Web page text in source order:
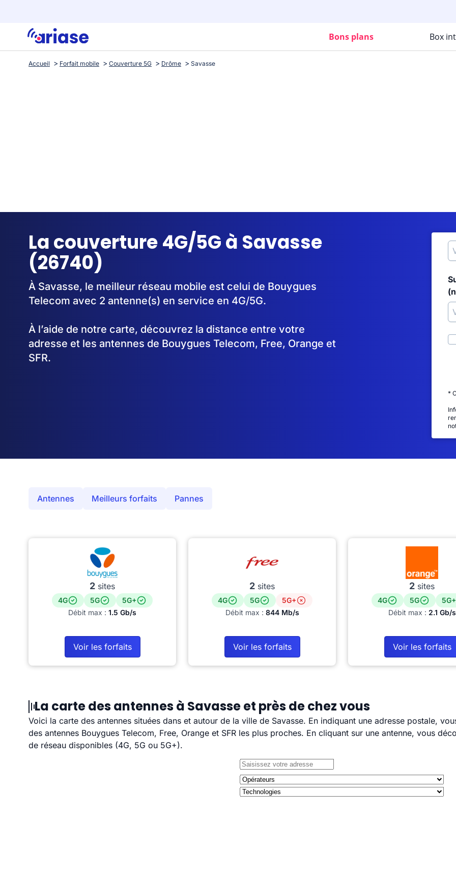
Bons plans Box
Accueil Forfait mobile Couverture 5G Drôme Savasse
La couverture 4G/5G à Savasse
(26740)
À Savasse, le meilleur réseau mobile est celui de Bouygues
Telecom avec 2 antenne(s) en service en 4G/5G.
À l’aide de notre carte, découvrez la distance entre votre
adresse et les antennes de Bouygues Telecom, Free, Orange et
SFR.
*
Antennes Meilleurs forfaits Pannes
2 sites
4G 5G
5G+
Débit max : 1.5 Gb/s
Voir les forfaits
2 sites
4G 5G
5G+
Débit max : 844 Mb/s
Voir les forfaits
2 sites
4G 5G
5G+
Débit max : 2.1 Gb/s
Voir les forfaits
La carte des antennes à Savasse et près de chez vous
Voici la carte des antennes situées dans et autour de la ville de Savasse. En indiquant une adresse postale,
des antennes Bouygues Telecom, Free, Orange et SFR les plus proches. En cliquant sur une antenne, vous
de réseau disponibles (4G, 5G ou 5G+).